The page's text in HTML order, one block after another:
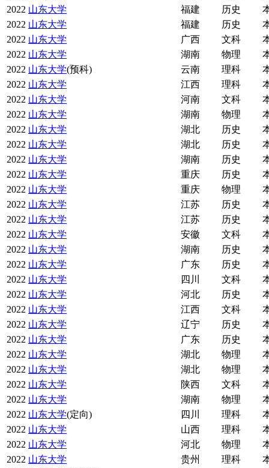
2022 山东大学 福建 历史
2022 山东大学 福建 历史
2022 山东大学 广西 文科
2022 山东大学 湖南 物理
2022 山东大学(预科) 云南 理科
2022 山东大学 江西 理科
2022 山东大学 河南 文科
2022 山东大学 湖南 物理
2022 山东大学 湖北 历史
2022 山东大学 湖北 历史
2022 山东大学 湖南 历史
2022 山东大学 重庆 历史
2022 山东大学 重庆 物理
2022 山东大学 江苏 历史
2022 山东大学 江苏 历史
2022 山东大学 安徽 文科
2022 山东大学 湖南 历史
2022 山东大学 广东 历史
2022 山东大学 四川 文科
2022 山东大学 河北 历史
2022 山东大学 江西 文科
2022 山东大学 辽宁 历史
2022 山东大学 广东 历史
2022 山东大学 湖北 物理
2022 山东大学 湖北 物理
2022 山东大学 陕西 文科
2022 山东大学 湖南 物理
2022 山东大学(定向) 四川 理科
2022 山东大学 山西 理科
2022 山东大学 河北 物理
2022 山东大学 贵州 理科